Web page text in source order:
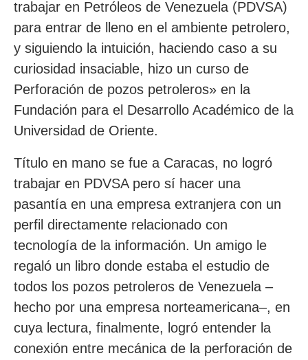
trabajar en Petróleos de Venezuela (PDVSA)
para entrar de lleno en el ambiente petrolero,
y siguiendo la intuición, haciendo caso a su
curiosidad insaciable, hizo un curso de
Perforación de pozos petroleros» en la
Fundación para el Desarrollo Académico de la
Universidad de Oriente.
Título en mano se fue a Caracas, no logró
trabajar en PDVSA pero sí hacer una
pasantía en una empresa extranjera con un
perfil directamente relacionado con
tecnología de la información. Un amigo le
regaló un libro donde estaba el estudio de
todos los pozos petroleros de Venezuela –
hecho por una empresa norteamericana–, en
cuya lectura, finalmente, logró entender la
conexión entre mecánica de la perforación de